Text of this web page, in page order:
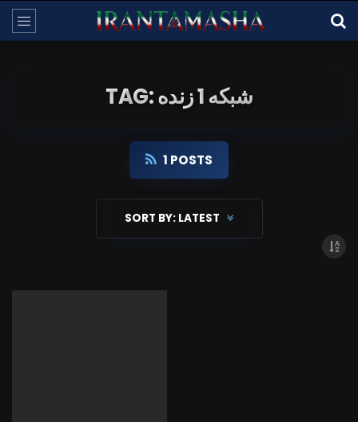
TAG: شبکه 1 زنده
1 POSTS
SORT BY: LATEST